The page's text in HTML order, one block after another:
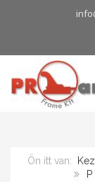
Ön itt van: